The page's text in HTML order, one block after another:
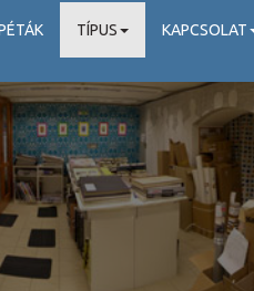
TÍPUS KAPCSOLAT